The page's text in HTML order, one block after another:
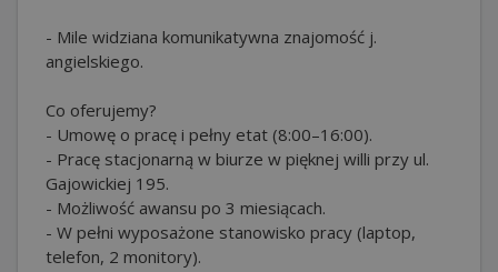
- Mile widziana komunikatywna znajomość j.
angielskiego.
Co oferujemy?
- Umowę o pracę i pełny etat (8:00–16:00).
- Pracę stacjonarną w biurze w pięknej willi przy ul.
Gajowickiej 195.
- Możliwość awansu po 3 miesiącach.
- W pełni wyposażone stanowisko pracy (laptop,
telefon, 2 monitory).